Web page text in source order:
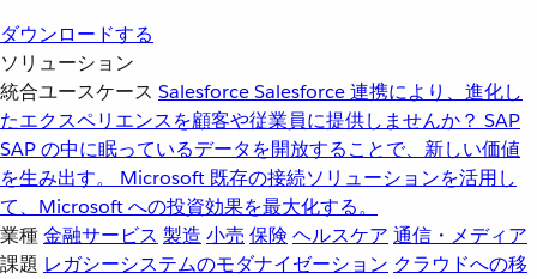
ダウンロードする
ソリューション
統合ユースケース SalesforceSalesforce 連携により、進化し
たエクスペリエンスを顧客や従業員に提供しませんか？ SAP
SAP の中に眠っているデータを開放することで、新しい価値
を生み出す。
Microsoft 既存の接続ソリューションを活用し
て、Microsoft への投資効果を最大化する。
業種金融サービス 製造 小売 保険 ヘルスケア 通信・メディア
課題 レガシーシステムのモダナイゼーション クラウドへの移